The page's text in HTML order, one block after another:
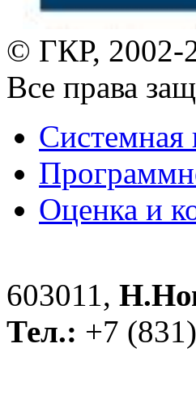
© ГКР, 2002-
Все права
Системная
Оценка и
603011,
Тел.: +7